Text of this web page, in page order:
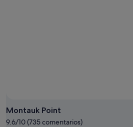
Montauk Point
9.6/10 (735 comentarios)